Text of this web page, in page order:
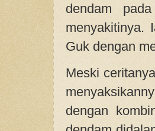
dendam
menyakitinya.
Guk dengan
Meski
dengan